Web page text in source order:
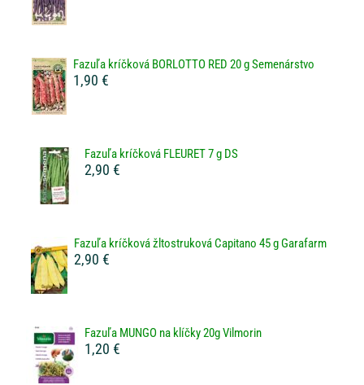
Fazuľa kríčková BORLOTTO RED 20 g Semenárstvo
1,90 €
Fazuľa kríčková FLEURET 7 g DS
2,90 €
Fazuľa kríčková žltostruková Capitano 45 g Garafarm
2,90 €
Fazuľa MUNGO na klíčky 20g Vilmorin
1,20 €